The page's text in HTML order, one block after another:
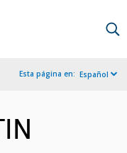
Esta página en: Español